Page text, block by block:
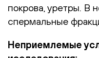
покрова, уретры. В
спермальные
Неприемлемые